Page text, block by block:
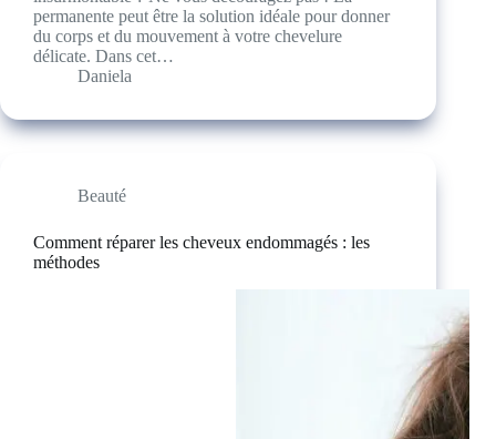
permanente peut être la solution idéale pour donner
du corps et du mouvement à votre chevelure
délicate. Dans cet…
Daniela
Beauté
Comment réparer les cheveux endommagés : les
méthodes